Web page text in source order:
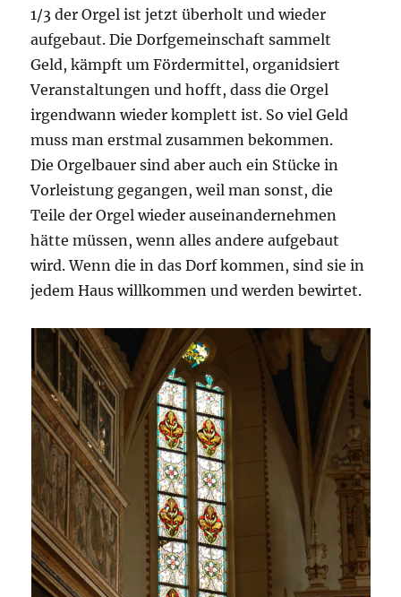
1/3 der Orgel ist jetzt überholt und wieder
aufgebaut. Die Dorfgemeinschaft sammelt
Geld, kämpft um Fördermittel, organidsiert
Veranstaltungen und hofft, dass die Orgel
irgendwann wieder komplett ist. So viel Geld
muss man erstmal zusammen bekommen.
Die Orgelbauer sind aber auch ein Stücke in
Vorleistung gegangen, weil man sonst, die
Teile der Orgel wieder auseinandernehmen
hätte müssen, wenn alles andere aufgebaut
wird. Wenn die in das Dorf kommen, sind sie in
jedem Haus willkommen und werden bewirtet.